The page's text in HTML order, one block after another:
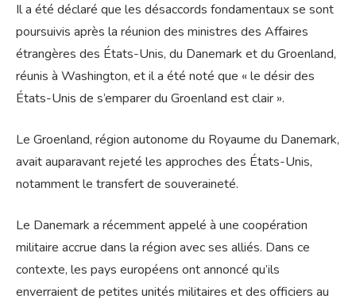
Il a été déclaré que les désaccords fondamentaux se sont
poursuivis après la réunion des ministres des Affaires
étrangères des États-Unis, du Danemark et du Groenland,
réunis à Washington, et il a été noté que « le désir des
États-Unis de s’emparer du Groenland est clair ».
Le Groenland, région autonome du Royaume du Danemark,
avait auparavant rejeté les approches des États-Unis,
notamment le transfert de souveraineté.
Le Danemark a récemment appelé à une coopération
militaire accrue dans la région avec ses alliés. Dans ce
contexte, les pays européens ont annoncé qu’ils
enverraient de petites unités militaires et des officiers au